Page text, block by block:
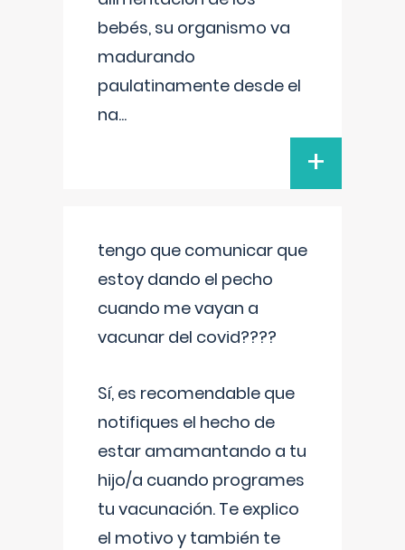
bebés, su organismo va
madurando
paulatinamente desde el
na...
+
tengo que comunicar que
estoy dando el pecho
cuando me vayan a
vacunar del covid????
Sí, es recomendable que
notifiques el hecho de
estar amamantando a tu
hijo/a cuando programes
tu vacunación. Te explico
el motivo y también te